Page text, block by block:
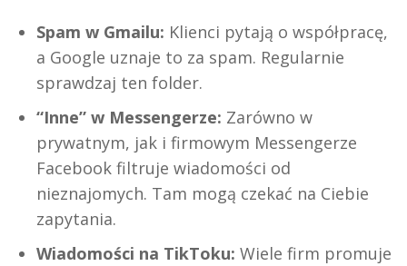
Spam w Gmailu: Klienci pytają o współpracę,
a Google uznaje to za spam. Regularnie
sprawdzaj ten folder.
“Inne” w Messengerze: Zarówno w
prywatnym, jak i firmowym Messengerze
Facebook filtruje wiadomości od
nieznajomych. Tam mogą czekać na Ciebie
zapytania.
Wiadomości na TikToku: Wiele firm promuje